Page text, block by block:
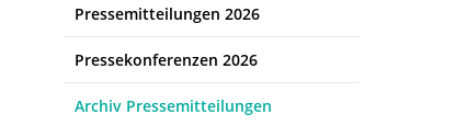
Pressemitteilungen 2026
Pressekonferenzen 2026
Archiv Pressemitteilungen